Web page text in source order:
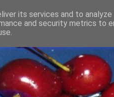
its services and to
and security metrics to